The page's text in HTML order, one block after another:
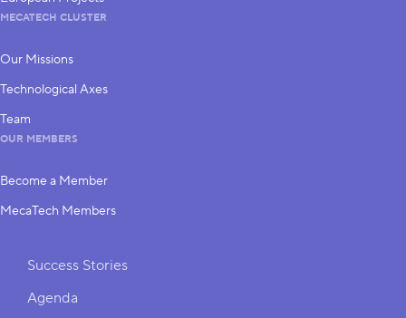
MECATECH CLUSTER
Our Missions
Technological Axes
Team
OUR MEMBERS
Become a Member
MecaTech Members
Shortcuts
Success Stories
Agenda